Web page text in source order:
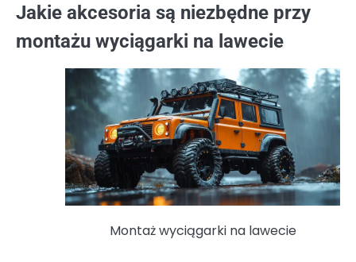
Jakie akcesoria są niezbędne przy
montażu wyciągarki na lawecie
Montaż wyciągarki na lawecie